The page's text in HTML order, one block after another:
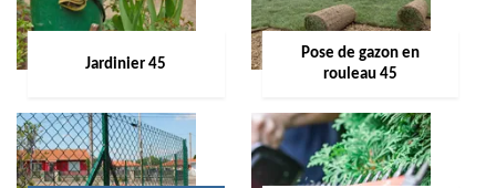
Jardinier 45
Pose de gazon en
rouleau 45